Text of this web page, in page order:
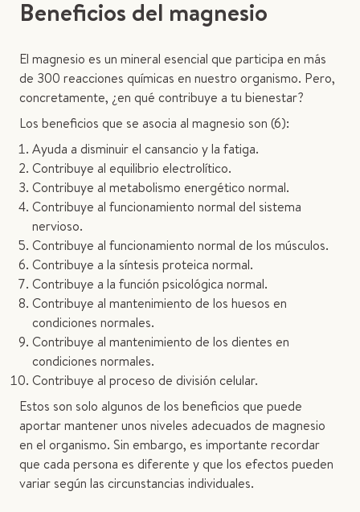
Beneficios del magnesio
El magnesio es un mineral esencial que participa en más
de 300 reacciones químicas en nuestro organismo. Pero,
concretamente, ¿en qué contribuye a tu bienestar?
Los beneficios que se asocia al magnesio son (6):
Ayuda a disminuir el cansancio y la fatiga.
Contribuye al equilibrio electrolítico.
Contribuye al metabolismo energético normal.
Contribuye al funcionamiento normal del sistema
nervioso.
Contribuye al funcionamiento normal de los músculos.
Contribuye a la síntesis proteica normal.
Contribuye a la función psicológica normal.
Contribuye al mantenimiento de los huesos en
condiciones normales.
Contribuye al mantenimiento de los dientes en
condiciones normales.
Contribuye al proceso de división celular.
Estos son solo algunos de los beneficios que puede
aportar mantener unos niveles adecuados de magnesio
en el organismo. Sin embargo, es importante recordar
que cada persona es diferente y que los efectos pueden
variar según las circunstancias individuales.